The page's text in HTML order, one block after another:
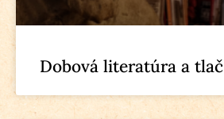
Dobová literatúra a tlač